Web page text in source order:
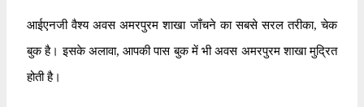
आईएनजी वैश्य अवस अमरपुरम शाखा जाँचने का सबसे सरल तरीका, चेक
बुक है। इसके अलावा, आपकी पास बुक में भी अवस अमरपुरम शाखा मुद्रित
होती है।